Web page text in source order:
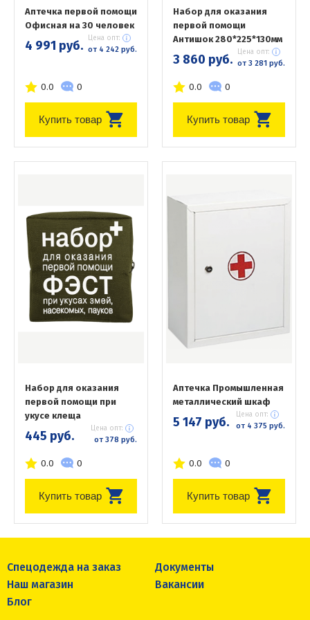
Аптечка первой помощи
Офисная на 30 человек
4 991 руб. Цена опт:
от 4 242 руб.
0.0 0
Купить товар
Набор для оказания
первой помощи
Антишок 280*225*130мм
3 860 руб. Цена опт:
от 3 281 руб.
0.0 0
Купить товар
Набор для оказания
первой помощи при
укусе клеща
445 руб. Цена опт:
от 378 руб.
0.0 0
Купить товар
Аптечка Промышленная
металлический шкаф
5 147 руб. Цена опт:
от 4 375 руб.
0.0 0
Купить товар
Спецодежда на заказ
Документы
Наш магазин
Вакансии
Блог